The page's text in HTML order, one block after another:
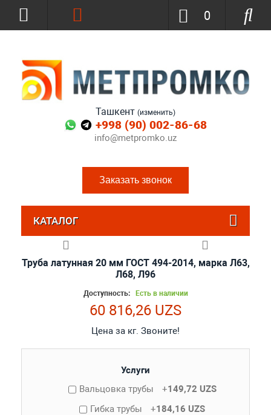
Ташкент (изменить)
+998 (90) 002-86-68
info@metpromko.uz
Заказать звонок
0
КАТАЛОГ
Труба латунная 20 мм ГОСТ 494-2014, марка Л63,
Л68, Л96
Доступность: Есть в наличии
60 816,26 UZS
Цена за кг. Звоните!
Услуги
Вальцовка трубы
+149,72 UZS
Гибка трубы
+184,16 UZS